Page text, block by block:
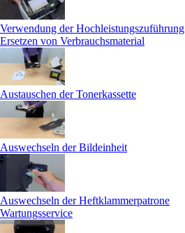
Verwendung der Hochleistungszuführung
Ersetzen von Verbrauchsmaterial
Austauschen der Tonerkassette
Auswechseln der Bildeinheit
Auswechseln der Heftklammerpatrone
Wartungsservice